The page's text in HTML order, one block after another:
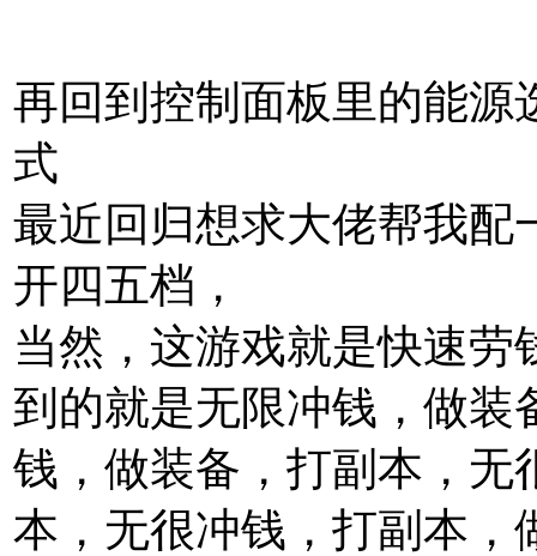
再回到控制面板里的能源
式
最近回归想求大佬帮我配
开四五档，
当然，这游戏就是快速劳
到的就是无限冲钱，做装
钱，做装备，打副本，无
本，无很冲钱，打副本，